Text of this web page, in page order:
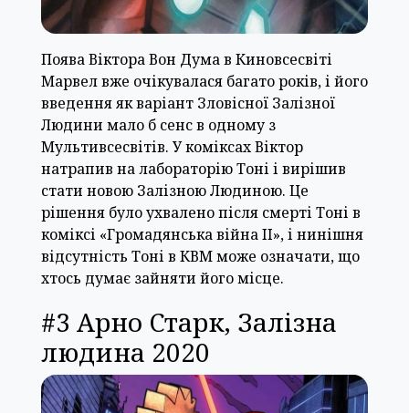
Поява Віктора Вон Дума в Киновсесвіті
Марвел вже очікувалася багато років, і його
введення як варіант Зловісної Залізної
Людини мало б сенс в одному з
Мультивсесвітів. У коміксах Віктор
натрапив на лабораторію Тоні і вирішив
стати новою Залізною Людиною. Це
рішення було ухвалено після смерті Тоні в
коміксі «Громадянська війна II», і нинішня
відсутність Тоні в КВМ може означати, що
хтось думає зайняти його місце.
#3 Арно Старк, Залізна
людина 2020